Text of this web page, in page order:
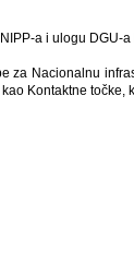
a i ulogu DGU-a
za Nacionalnu
Kontaktne